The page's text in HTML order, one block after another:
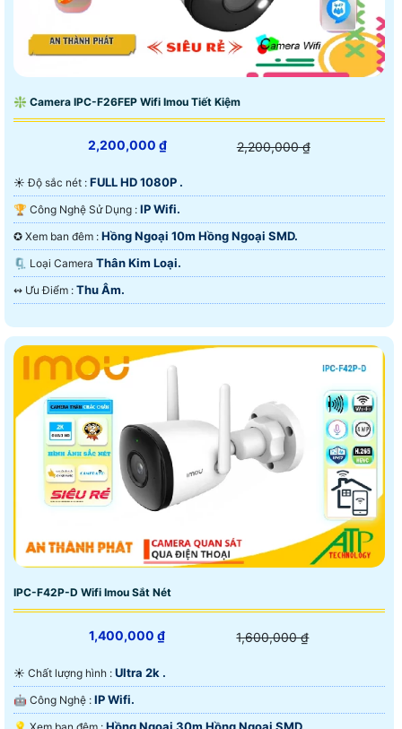
❇ Camera IPC-F26FEP Wifi Imou Tiết Kiệm
2,200,000 ₫ 2,200,000 ₫
☀️ Độ sắc nét : FULL HD 1080P .
🏆 Công Nghệ Sử Dụng : IP Wifi.
✪ Xem ban đêm : Hồng Ngoại 10m Hồng Ngoại SMD.
🗜️ Loại Camera Thân Kim Loại.
️↭ Ưu Điểm : Thu Âm.
IPC-F42P-D Wifi Imou Sắt Nét
1,400,000 ₫ 1,600,000 ₫
☀️ Chất lượng hình : Ultra 2k .
🤖️ Công Nghệ : IP Wifi.
Hồng Ngoại 30m Hồng Ngoại SMD.